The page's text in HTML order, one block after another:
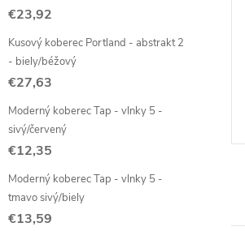
€23,92
Kusový koberec Portland - abstrakt 2
- biely/béžový
€27,63
Moderný koberec Tap - vlnky 5 -
sivý/červený
€12,35
Moderný koberec Tap - vlnky 5 -
tmavo sivý/biely
€13,59
50 m
€2,02
rýchla expedícia